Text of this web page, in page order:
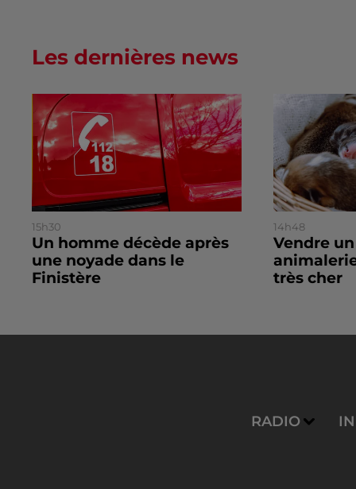
Les dernières news
15h30
Un homme décède après
une noyade dans le
Finistère
14h48
Vendre
très cher
RADIO